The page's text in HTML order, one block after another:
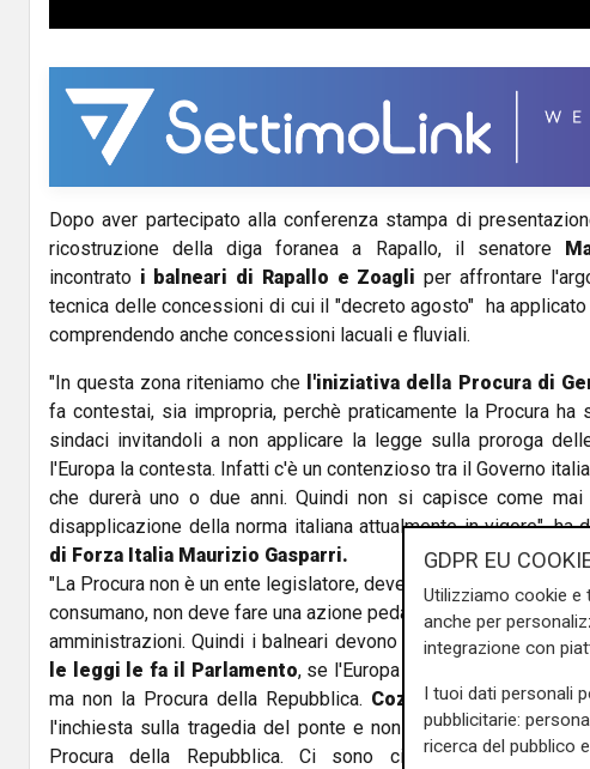
d
e
o
Dopo aver partecipato alla conferenza stampa di
ricostruzione della diga foranea a Rapallo, il senatore
incontrato i balneari di Rapallo e Zoagli per affrontare
tecnica delle concessioni di cui il "decreto agosto" ha
comprendendo anche concessioni lacuali e fluviali.
"In questa zona riteniamo che l'iniziativa della Procura di
fa contestai, sia impropria, perchè praticamente la Procura
sindaci invitandoli a non applicare la legge sulla proroga
l'Europa la contesta. Infatti c'è un contenzioso tra il Governo
che durerà uno o due anni. Quindi non si capisce come
disapplicazione della norma italiana attualmente in vigore", ha
di Forza Italia Maurizio Gasparri.
"La Procura non è un ente legislatore, deve intervenire se
consumano, non deve fare una azione pedagogica, preventiva
amministrazioni. Quindi i balneari devono andare avanti, la
le leggi le fa il Parlamento, se l'Europa le contesta, discutono
ma non la Procura della Repubblica. Cozzi , ha molte cose
l'inchiesta sulla tragedia del ponte e non invadere il campo
Procura della Repubblica. Ci sono cittadini che
GDPR EU
Utilizziamo cookie e
anche per
integrazione con
I tuoi dati personali
pubblicitarie:
ricerca del pubblico